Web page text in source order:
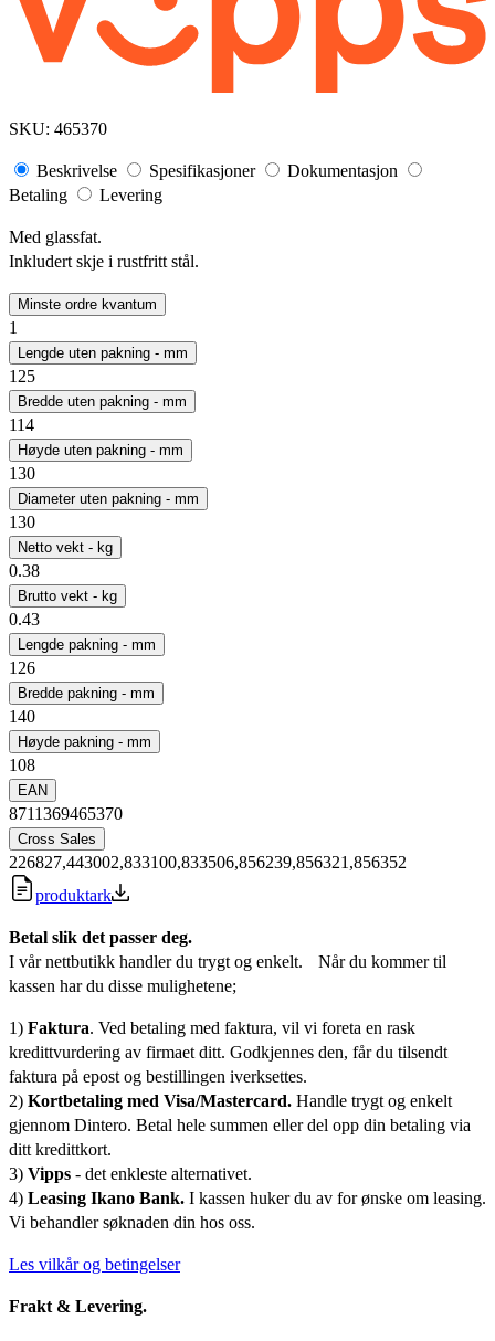
SKU: 465370
Beskrivelse Spesifikasjoner
Dokumentasjon
Betaling
Levering
Med glassfat.
Inkludert skje i rustfritt stål.
Minste ordre kvantum
1
Lengde uten pakning - mm
125
Bredde uten pakning - mm
114
Høyde uten pakning - mm
130
Diameter uten pakning - mm
130
Netto vekt - kg
0.38
Brutto vekt - kg
0.43
Lengde pakning - mm
126
Bredde pakning - mm
140
Høyde pakning - mm
108
EAN
8711369465370
Cross Sales
226827,443002,833100,833506,856239,856321,856352
produktark
Betal slik det passer deg.
I vår nettbutikk handler du trygt og enkelt. Når du kommer til
kassen har du disse mulighetene;
1) Faktura. Ved betaling med faktura, vil vi foreta en rask
kredittvurdering av firmaet ditt. Godkjennes den, får du tilsendt
faktura på epost og bestillingen iverksettes.
2) Kortbetaling med Visa/Mastercard. Handle trygt og enkelt
gjennom Dintero. Betal hele summen eller del opp din betaling via
ditt kredittkort.
3) Vipps - det enkleste alternativet.
4) Leasing Ikano Bank. I kassen huker du av for ønske om leasing.
Vi behandler søknaden din hos oss.
Les vilkår og betingelser
Frakt & Levering.